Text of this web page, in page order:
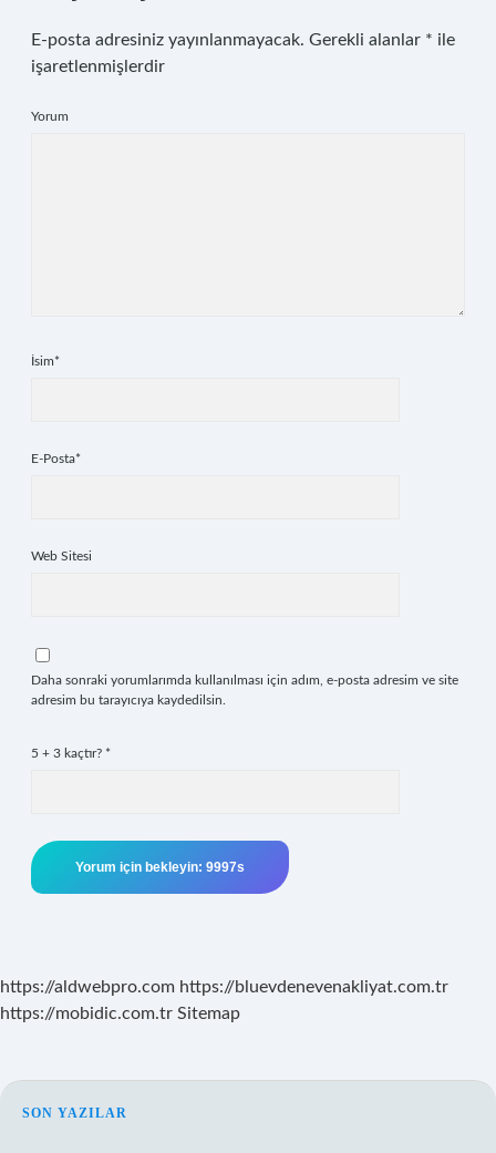
E-posta adresiniz yayınlanmayacak. Gerekli alanlar * ile
işaretlenmişlerdir
Yorum
İsim*
E-Posta*
Web Sitesi
Daha sonraki yorumlarımda kullanılması için adım, e-posta adresim ve site
adresim bu tarayıcıya kaydedilsin.
5 + 3 kaçtır? *
https://aldwebpro.com https://bluevdenevenakliyat.com.tr
https://mobidic.com.tr Sitemap
SIDEBAR
SON YAZILAR